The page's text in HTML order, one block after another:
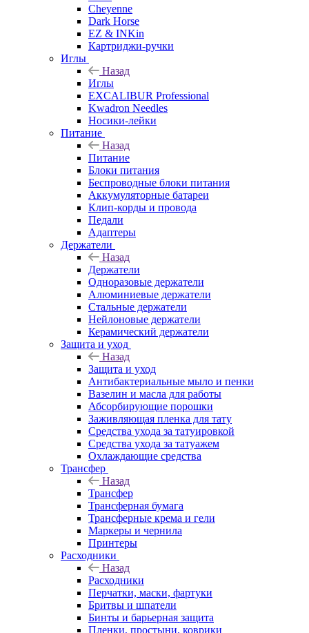
Cheyenne
Dark Horse
EZ & INKin
Картриджи-ручки
Иглы
Назад
Иглы
EXCALIBUR Professional
Kwadron Needles
Носики-лейки
Питание
Назад
Питание
Блоки питания
Беспроводные блоки питания
Аккумуляторные батареи
Клип-корды и провода
Педали
Адаптеры
Держатели
Назад
Держатели
Одноразовые держатели
Алюминиевые держатели
Стальные держатели
Нейлоновые держатели
Керамический держатели
Защита и уход
Назад
Защита и уход
Антибактериальные мыло и пенки
Вазелин и масла для работы
Абсорбирующие порошки
Заживляющая пленка для тату
Средства ухода за татуировкой
Средства ухода за татуажем
Охлаждающие средства
Трансфер
Назад
Трансфер
Трансферная бумага
Трансферные крема и гели
Маркеры и чернила
Принтеры
Расходники
Назад
Расходники
Перчатки, маски, фартуки
Бритвы и шпатели
Бинты и барьерная защита
Пленки, простыни, коврики